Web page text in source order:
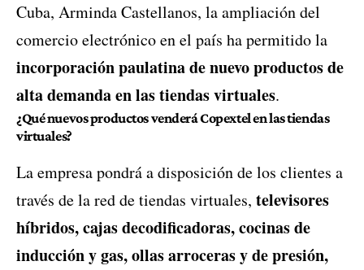
Cuba, Arminda Castellanos, la ampliación del
comercio electrónico en el país ha permitido la
incorporación paulatina de nuevo productos de
alta demanda en las tiendas virtuales.
¿Qué nuevos productos venderá Copextel en las tiendas
virtuales?
La empresa pondrá a disposición de los clientes a
través de la red de tiendas virtuales, televisores
híbridos, cajas decodificadoras, cocinas de
inducción y gas, ollas arroceras y de presión,